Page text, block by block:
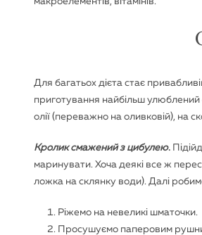
Для багатьох дієта стає
приготування найбільш улюблений
олії (переважно на оливковій), на
Кролик смажений з цибулею.
маринувати. Хоча деякі все ж
ложка на склянку води). Далі
Ріжемо на невеликі шматочки.
Просушуємо паперовим